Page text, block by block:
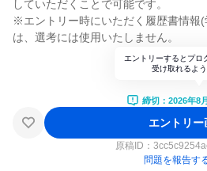
していただくことで可能です。
※エントリー時にいただく履歴書情報
は、選考には使用いたしません。
エントリーするとプロ
受け取れるよ
締切：2026年8
エントリー
原稿ID：
問題を報告す